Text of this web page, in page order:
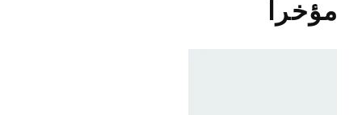
مؤخراً